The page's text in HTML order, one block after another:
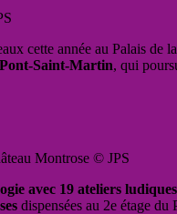
cette année au Palais de
Saint-Martin, qui
Montrose © JPS
avec 19 ateliers
dispensées au 2e étage